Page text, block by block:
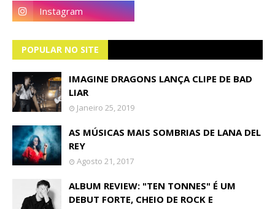
POPULAR NO SITE
IMAGINE DRAGONS LANÇA CLIPE DE BAD
LIAR
Janeiro 25, 2019
AS MÚSICAS MAIS SOMBRIAS DE LANA DEL
REY
Agosto 21, 2017
ALBUM REVIEW: "TEN TONNES" É UM
DEBUT FORTE, CHEIO DE ROCK E